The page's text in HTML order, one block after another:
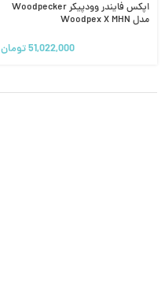
اپکس فایندر وودپیکر Woodpecker
مدل Woodpex X MHN
51,022,000تومان